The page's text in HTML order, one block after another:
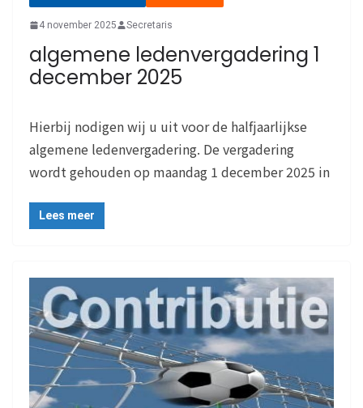
4 november 2025 Secretaris
algemene ledenvergadering 1
december 2025
Hierbij nodigen wij u uit voor de halfjaarlijkse
algemene ledenvergadering. De vergadering
wordt gehouden op maandag 1 december 2025 in
Lees meer